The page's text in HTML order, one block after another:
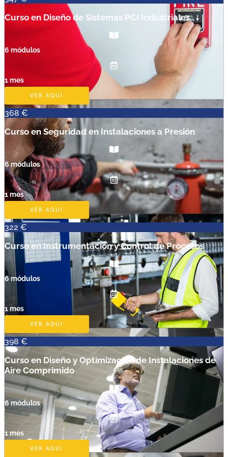
Curso en Diseño de Sistemas PCI Industriales
6 módulos
1 mes
VER AQUI
368 €
Curso en Seguridad en Instalaciones a Presión
6 módulos
1 mes
VER AQUI
322 €
Curso en Instrumentación y Control de Procesos
6 módulos
1 mes
VER AQUI
398 €
Curso en Diseño y Optimización de Instalaciones de
Aire Comprimido
6 módulos
1 mes
VER AQUI